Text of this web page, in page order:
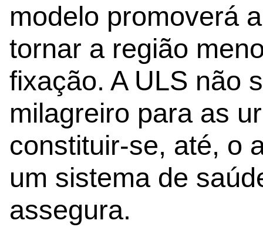
modelo promoverá
tornar a região
fixação. A ULS não
milagreiro para as
constituir-se, até, o
um sistema de
assegura.